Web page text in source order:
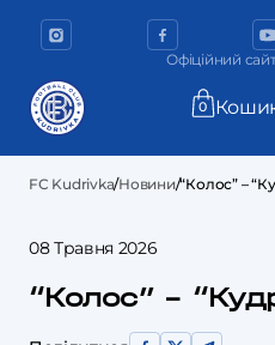
Офіційний
0
FC Kudrivka/Новини/“Колос” –
08 Травня 2026
“Колос” –